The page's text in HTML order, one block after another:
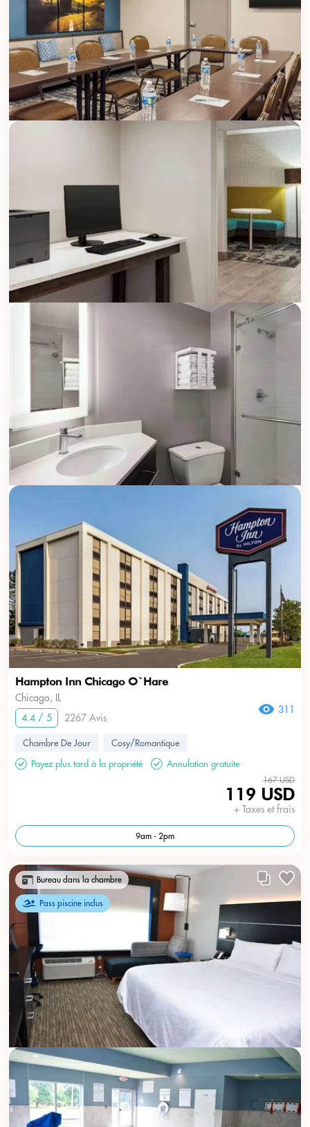
Hampton Inn Chicago O`Hare
Chicago, IL
4.4 / 5
2267 Avis
311
Chambre De Jour
Cosy/Romantique
Payez plus tard à la propriété
Annulation gratuite
167 USD
119 USD
+ Taxes et frais
9am - 2pm
Bureau dans la chambre
Pass piscine inclus